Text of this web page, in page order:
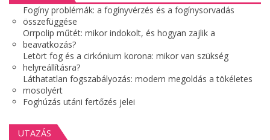
Fogíny problémák: a fogínyvérzés és a fogínysorvadás
összefüggése
Orrpolip műtét: mikor indokolt, és hogyan zajlik a
beavatkozás?
Letört fog és a cirkónium korona: mikor van szükség
helyreállításra?
Láthatatlan fogszabályozás: modern megoldás a tökéletes
mosolyért
Foghúzás utáni fertőzés jelei
UTAZÁS